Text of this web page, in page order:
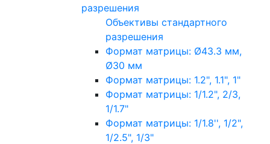
разрешения
Объективы стандартного
разрешения
Формат матрицы: Ø43.3 мм,
Ø30 мм
Формат матрицы: 1.2", 1.1", 1"
Формат матрицы: 1/1.2", 2/3,
1/1.7"
Формат матрицы: 1/1.8'', 1/2",
1/2.5", 1/3"